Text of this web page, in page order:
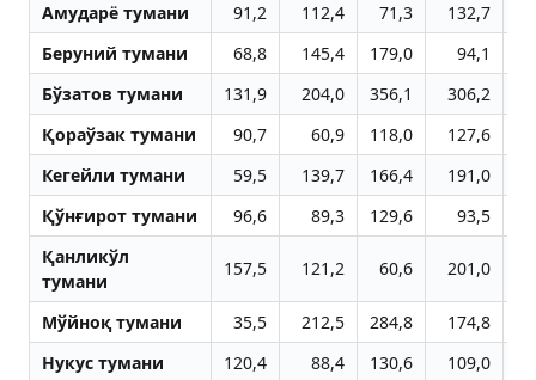
Aмударё тумани
91,2 112,4 71,3 132,7
Беруний тумани
68,8 145,4 179,0 94,1
Бўзатов тумани
131,9 204,0 356,1 306,2
Қораўзак тумани
90,7 60,9 118,0 127,6
Кегейли тумани
59,5 139,7 166,4 191,0
Қўнғирот тумани
96,6 89,3 129,6 93,5
Қанликўл
тумани
157,5 121,2 60,6 201,0
Мўйноқ тумани 35,5 212,5 284,8 174,8
Нукус тумани
120,4 88,4 130,6 109,0